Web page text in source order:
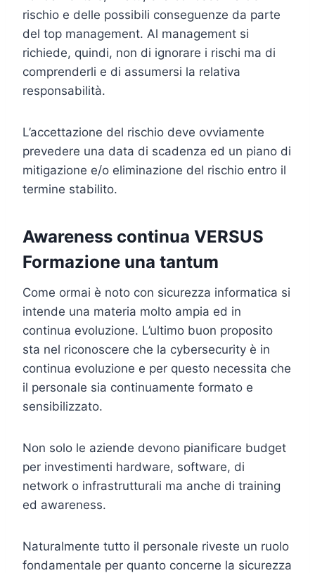
rischio e delle possibili conseguenze da parte
del top management. Al management si
richiede, quindi, non di ignorare i rischi ma di
comprenderli e di assumersi la relativa
responsabilità.
L’accettazione del rischio deve ovviamente
prevedere una data di scadenza ed un piano di
mitigazione e/o eliminazione del rischio entro il
termine stabilito.
Awareness continua VERSUS
Formazione una tantum
Come ormai è noto con sicurezza informatica si
intende una materia molto ampia ed in
continua evoluzione. L’ultimo buon proposito
sta nel riconoscere che la cybersecurity è in
continua evoluzione e per questo necessita che
il personale sia continuamente formato e
sensibilizzato.
Non solo le aziende devono pianificare budget
per investimenti hardware, software, di
network o infrastrutturali ma anche di training
ed awareness.
Naturalmente tutto il personale riveste un ruolo
fondamentale per quanto concerne la sicurezza